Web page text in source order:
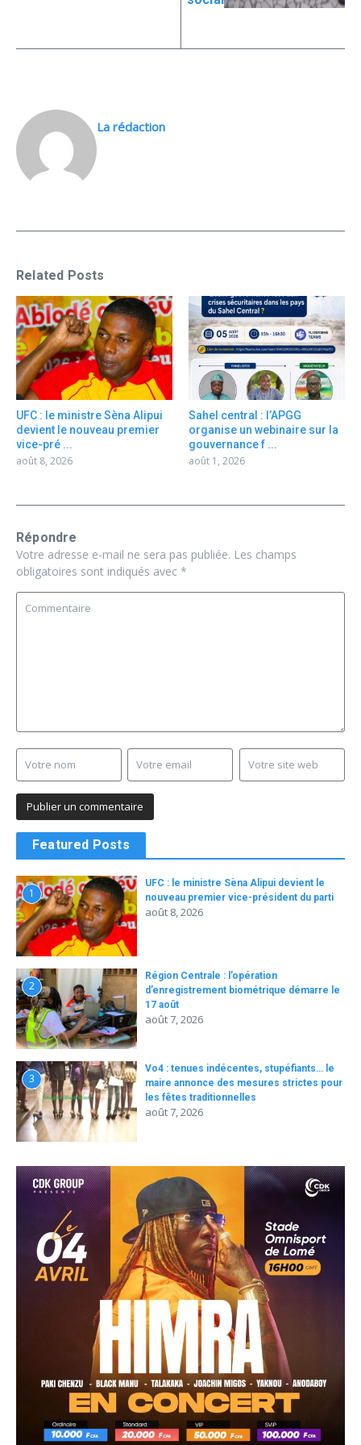
La rédaction
Related Posts
UFC : le ministre Sèna Alipui
devient le nouveau premier
vice-pré ...
août 8, 2026
Sahel central : l’APGG
organise un webinaire sur la
gouvernance f ...
août 1, 2026
Répondre
Votre adresse e-mail ne sera pas publiée. Les champs
obligatoires sont indiqués avec *
Featured Posts
1
UFC : le ministre Sèna Alipui devient le
nouveau premier vice-président du parti
août 8, 2026
2
Région Centrale : l’opération
d’enregistrement biométrique démarre le
17 août
août 7, 2026
3
Vo4 : tenues indécentes, stupéfiants… le
maire annonce des mesures strictes pour
les fêtes traditionnelles
août 7, 2026